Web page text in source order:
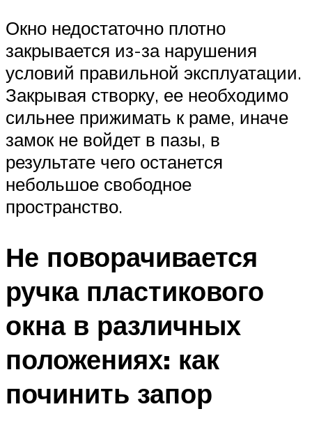
Окно недостаточно плотно
закрывается из-за нарушения
условий правильной эксплуатации.
Закрывая створку, ее необходимо
сильнее прижимать к раме, иначе
замок не войдет в пазы, в
результате чего останется
небольшое свободное
пространство.
Не поворачивается
ручка пластикового
окна в различных
положениях: как
починить запор